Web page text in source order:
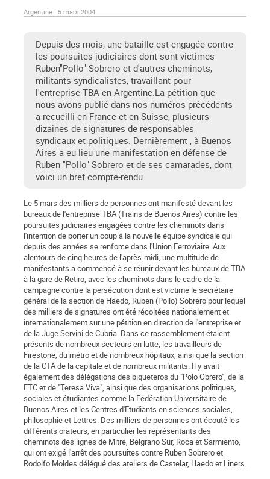
Argentine : 5 mars 2004
Depuis des mois, une bataille est engagée contre
les poursuites judiciaires dont sont victimes
Ruben"Pollo" Sobrero et d'autres cheminots,
militants syndicalistes, travaillant pour
l'entreprise TBA en Argentine.La pétition que
nous avons publié dans nos numéros précédents
a recueilli en France et en Suisse, plusieurs
dizaines de signatures de responsables
syndicaux et politiques. Dernièrement , à Buenos
Aires a eu lieu une manifestation en défense de
Ruben "Pollo" Sobrero et de ses camarades, dont
voici un bref compte-rendu.
Le 5 mars des milliers de personnes ont manifesté devant les
bureaux de l'entreprise TBA (Trains de Buenos Aires) contre les
poursuites judiciaires engagées contre les cheminots dans
l'intention de porter un coup à la nouvelle équipe syndicale qui
depuis des années se renforce dans l'Union Ferroviaire. Aux
alentours de cinq heures de l'après-midi, une multitude de
manifestants a commencé à se réunir devant les bureaux de TBA
à la gare de Retiro, avec les cheminots dans le cadre de la
campagne contre la persécution dont est victime le secrétaire
général de la section de Haedo, Ruben (Pollo) Sobrero pour lequel
des milliers de signatures ont été récoltées nationalement et
internationalement sur une pétition en direction de l'entreprise et
de la Juge Servini de Cubria. Dans ce rassemblement étaient
présents de nombreux secteurs en lutte, les travailleurs de
Firestone, du métro et de nombreux hôpitaux, ainsi que la section
de la CTA de la capitale et de nombreux militants. Il y avait
également des délégations des piqueteros du "Polo Obrero", de la
FTC et de "Teresa Viva", ainsi que des organisations politiques,
sociales et étudiantes comme la Fédération Universitaire de
Buenos Aires et les Centres d'Etudiants en sciences sociales,
philosophie et Lettres. Des milliers de personnes ont écouté les
différents orateurs, en particulier les représentants des
cheminots des lignes de Mitre, Belgrano Sur, Roca et Sarmiento,
qui ont exigé l'arrêt des poursuites contre Ruben Sobrero et
Rodolfo Moldes délégué des ateliers de Castelar, Haedo et Liners.